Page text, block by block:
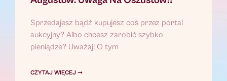
Sprzedajesz bądź kupujesz coś przez portal
aukcyjny? Albo chcesz zarobić szybko
pieniądze? Uważaj! O tym
CZYTAJ WIĘCEJ ➞